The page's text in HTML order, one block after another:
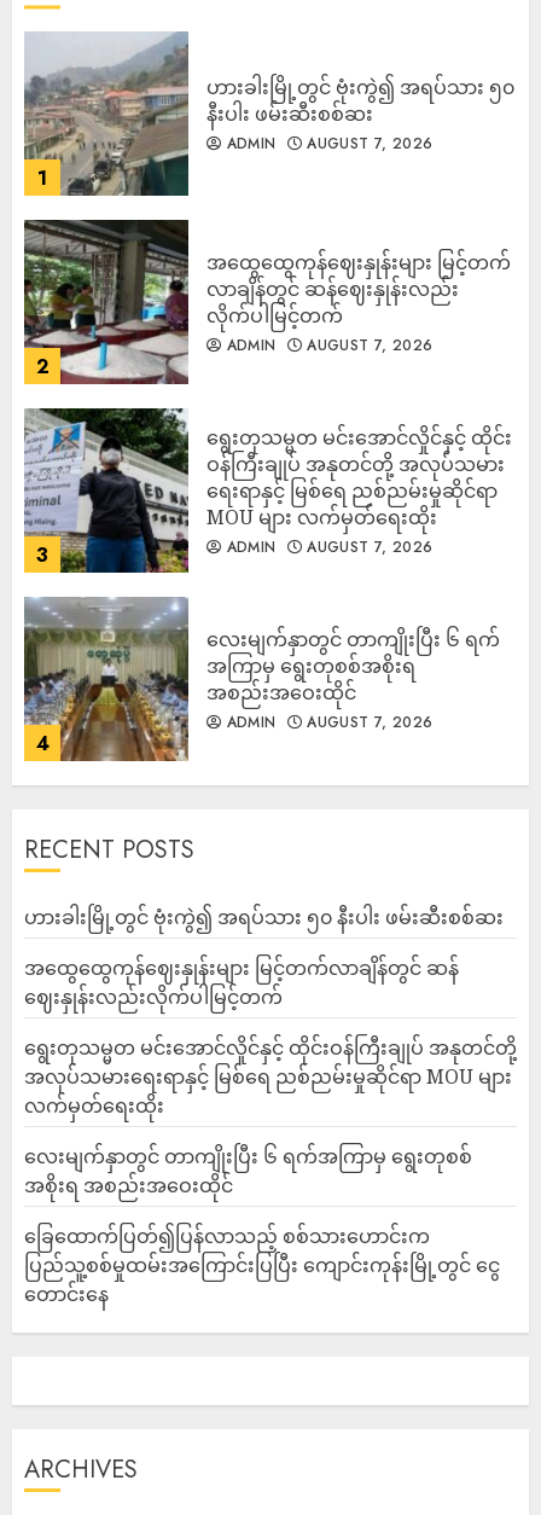
1
ဟားခါးမြို့တွင် ဗုံးကွဲ၍ အရပ်သား ၅၀
နီးပါး ဖမ်းဆီးစစ်ဆး
ADMIN AUGUST 7, 2026
2
အထွေထွေကုန်ဈေးနှုန်းများ မြင့်တက်
လာချိန်တွင် ဆန်ဈေးနှုန်းလည်း
လိုက်ပါမြင့်တက်
ADMIN AUGUST 7, 2026
3
ရွေးတုသမ္မတ မင်းအောင်လှိုင်နှင့် ထိုင်း
ဝန်ကြီးချုပ် အနုတင်တို့ အလုပ်သမား
ရေးရာနှင့် မြစ်ရေ ညစ်ညမ်းမှုဆိုင်ရာ
MOU များ လက်မှတ်ရေးထိုး
ADMIN AUGUST 7, 2026
4
လေးမျက်နှာတွင် တာကျိုးပြီး ၆ ရက်
အကြာမှ ရွေးတုစစ်အစိုးရ
အစည်းအဝေးထိုင်
ADMIN AUGUST 7, 2026
RECENT POSTS
ဟားခါးမြို့တွင် ဗုံးကွဲ၍ အရပ်သား ၅၀ နီးပါး ဖမ်းဆီးစစ်ဆး
အထွေထွေကုန်ဈေးနှုန်းများ မြင့်တက်လာချိန်တွင် ဆန်
ဈေးနှုန်းလည်းလိုက်ပါမြင့်တက်
ရွေးတုသမ္မတ မင်းအောင်လှိုင်နှင့် ထိုင်းဝန်ကြီးချုပ် အနုတင်တို့
အလုပ်သမားရေးရာနှင့် မြစ်ရေ ညစ်ညမ်းမှုဆိုင်ရာ MOU များ
လက်မှတ်ရေးထိုး
လေးမျက်နှာတွင် တာကျိုးပြီး ၆ ရက်အကြာမှ ရွေးတုစစ်
အစိုးရ အစည်းအဝေးထိုင်
ခြေထောက်ပြတ်၍ပြန်လာသည့် စစ်သားဟောင်းက
ပြည်သူ့စစ်မှုထမ်းအကြောင်းပြပြီး ကျောင်းကုန်းမြို့တွင် ငွေ
တောင်းနေ
ARCHIVES